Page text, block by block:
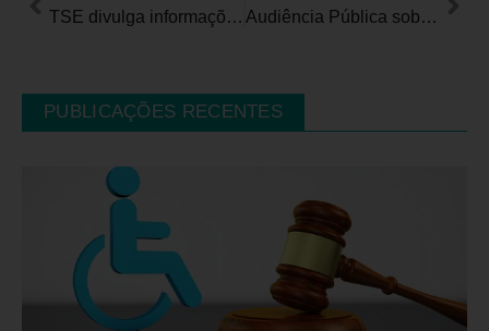
TSE divulga informações sobre candidatos com deficiência em todo o Brasil Audiência Pública sobre Políticas Públicas para a Acessibilidade do Consumidor com Deficiência
PUBLICAÇÕES RECENTES